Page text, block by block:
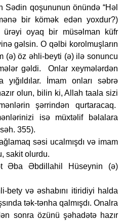
Sədin qoşununun önündə “Həl
bir kömək edən yoxdur?)
oyaq bir müsəlman küfr
gəlsin. O qəlbi korolmuşların
(ə) öz əhli-beyti (ə) ilə sonuncu
gəldi. Onlar xeymələrdən
yığıldılar. İmam onları səbrə
olun, bilin ki, Allah taala sizi
şərrindən qurtaracaq.
isə müxtəlif bəlalara
355).
səsi ucalmışdı və imam
sakit olurdu.
Əba Əbdillahil Hüseynin (ə)
bety və əshabını itiridiyi halda
tək-tənha qalmışdı. Onalra
sonra özünü şəhadətə hazır